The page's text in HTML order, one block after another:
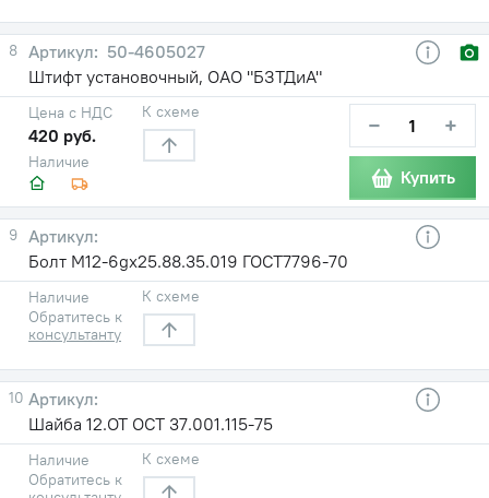
8
50-4605027
Штифт установочный, ОАО "БЗТДиА"
Наличие
Цена с НДС
420 руб.
К схеме − +
Купить
9
Болт М12-6gх25.88.35.019 ГОСТ7796-70
Наличие
Обратитесь к
консультанту
К схеме
10
Шайба 12.ОТ ОСТ 37.001.115-75
Наличие
Обратитесь к
К схеме